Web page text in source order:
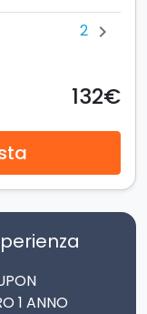
2 chevron_right
132€
1 ANNO